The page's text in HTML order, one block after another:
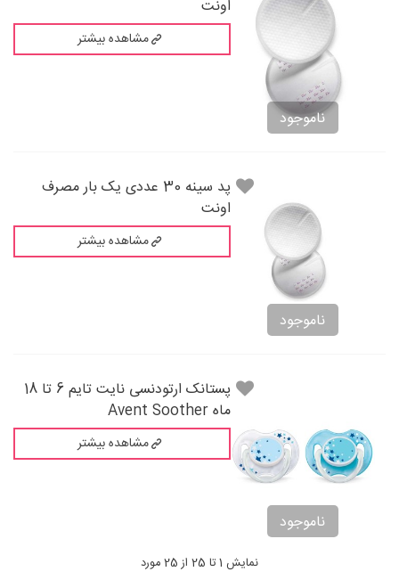
ناموجود
اونت
مشاهده بیشتر
ناموجود
پد سینه 30 عددی یک بار مصرف
اونت
مشاهده بیشتر
ناموجود
پستانک ارتودنسی نایت تایم 6 تا 18
ماه Avent Soother
مشاهده بیشتر
نمایش 1 تا 25 از 25 مورد